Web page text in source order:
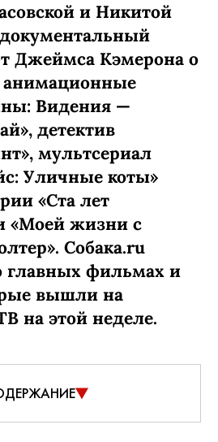
и Никитой
Джеймса Кэмерона о
Видения —
детектив
мультсериал
Уличные коты»
«Ста лет
«Моей жизни с
Собака.ru
главных фильмах и
вышли на
на этой неделе.